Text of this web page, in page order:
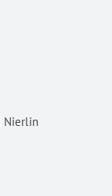
Nierlin